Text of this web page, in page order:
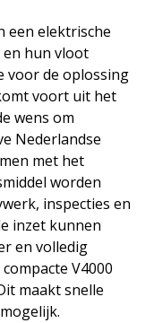
een elektrische
en hun vloot
voor de oplossing
voort uit het
wens om
Nederlandse
met het
worden
inspecties en
inzet kunnen
en volledig
V4000
maakt snelle